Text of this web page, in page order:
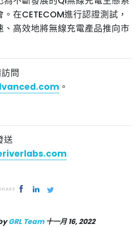
在CETECOM進行認證測試，
高效地將無線充電產品推向市
問
。
送
GRL Team十一月 16, 2022